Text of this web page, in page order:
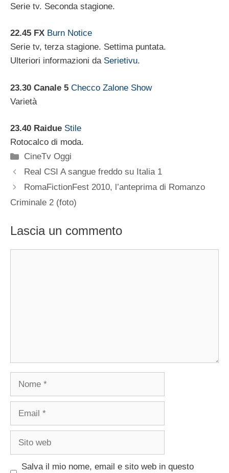
Serie tv. Seconda stagione.
22.45 FX Burn Notice
Serie tv, terza stagione. Settima puntata.
Ulteriori informazioni da Serietivu.
23.30 Canale 5 Checco Zalone Show
Varietà
23.40 Raidue Stile
Rotocalco di moda.
Categorie
CineTv Oggi
Real CSI A sangue freddo su Italia 1
RomaFictionFest 2010, l’anteprima di Romanzo
Criminale 2 (foto)
Lascia un commento
Nome
Email
Sito
Salva il mio nome, email e sito web in questo